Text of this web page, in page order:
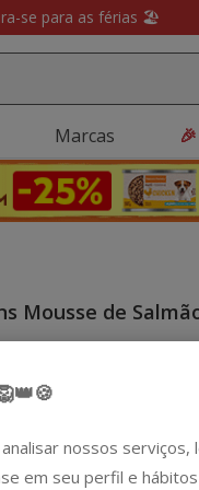
se para as férias 🏖️
Marcas
Mousse de
12 terrinas x 57 g
9.57€
nossos serviços,
em seu perfil e